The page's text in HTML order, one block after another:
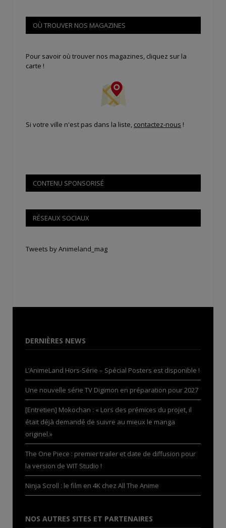
OÙ TROUVER NOS MAGAZINES
Pour savoir où trouver nos magazines, cliquez sur la
carte !
Si votre ville n'est pas dans la liste, contactez-nous !
CONTENU SPONSORISÉ
RÉSEAUX SOCIAUX
Tweets by Animeland_mag
DERNIÈRES NEWS
L’AnimeLand Hors-Série – Spécial Posters est disponible !
Une nouvelle série TV Digimon en préparation pour 2027
[Entretien] Mokochan : « Lors des prémices du projet, il
était déjà demandé de suivre au mieux le manga
originel.»
The One Piece : premier trailer et date de diffusion pour
la version de WIT Studio !
Ninja Scroll : le film en 4K chez All The Anime
NOS AUTRES SITES ET PARTENAIRES